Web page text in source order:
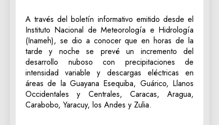
A través del boletín informativo emitido desde el
Instituto Nacional de Meteorología e Hidrología
(Inameh), se dio a conocer que en horas de la
tarde y noche se prevé un incremento del
desarrollo nuboso con precipitaciones de
intensidad variable y descargas eléctricas en
áreas de la Guayana Esequiba, Guárico, Llanos
Occidentales y Centrales, Caracas, Aragua,
Carabobo, Yaracuy, los Andes y Zulia.